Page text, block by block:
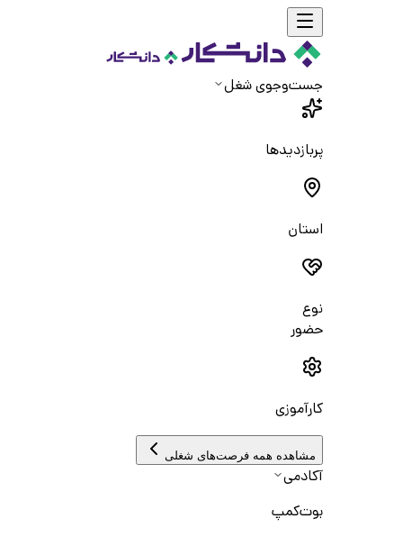
جست‌و‌جوی شغل
پربازدیدها
استان
نوع
حضور
کارآموزی
مشاهده همه فرصت‌های شغلی
آکادمی
بوت‌کمپ